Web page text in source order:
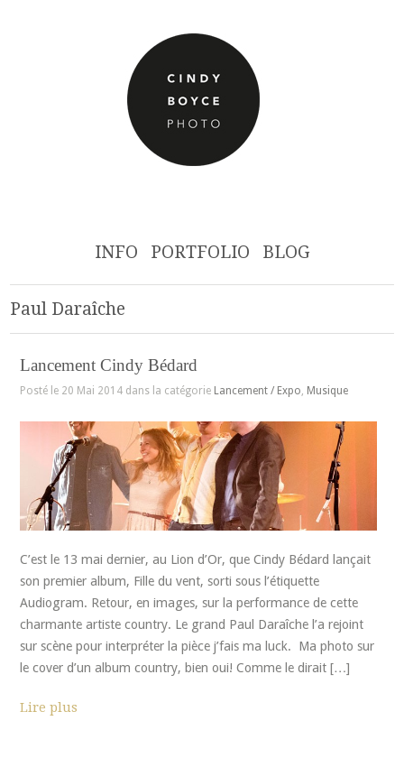
INFO PORTFOLIO BLOG
Paul Daraîche
Lancement Cindy Bédard
Posté le 20 Mai 2014 dans la catégorie Lancement / Expo, Musique
C’est le 13 mai dernier, au Lion d’Or, que Cindy Bédard lançait
son premier album, Fille du vent, sorti sous l’étiquette
Audiogram. Retour, en images, sur la performance de cette
charmante artiste country. Le grand Paul Daraîche l’a rejoint
sur scène pour interpréter la pièce j’fais ma luck. Ma photo sur
le cover d’un album country, bien oui! Comme le dirait […]
Lire plus